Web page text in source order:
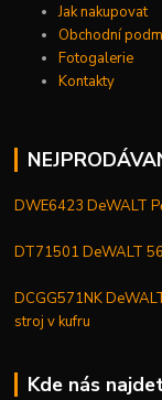
Jak nakupovat
Obchodní
Fotogalerie
Kontakty
DWE6423 DeWALT
DT71501 DeWALT
DCGG571NK
stroj v kufru
Kde nás